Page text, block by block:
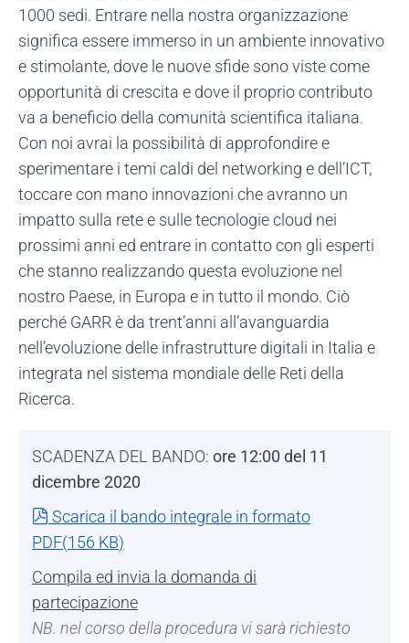
1000 sedi. Entrare nella nostra organizzazione
significa essere immerso in un ambiente innovativo
e stimolante, dove le nuove sfide sono viste come
opportunità di crescita e dove il proprio contributo
va a beneficio della comunità scientifica italiana.
Con noi avrai la possibilità di approfondire e
sperimentare i temi caldi del networking e dell’ICT,
toccare con mano innovazioni che avranno un
impatto sulla rete e sulle tecnologie cloud nei
prossimi anni ed entrare in contatto con gli esperti
che stanno realizzando questa evoluzione nel
nostro Paese, in Europa e in tutto il mondo. Ciò
perché GARR è da trent’anni all’avanguardia
nell’evoluzione delle infrastrutture digitali in Italia e
integrata nel sistema mondiale delle Reti della
Ricerca.
SCADENZA DEL BANDO: ore 12:00 del 11
dicembre 2020
pdf
Scarica il bando integrale in formato
PDF(156 KB)
Compila ed invia la domanda di
partecipazione
NB. nel corso della procedura vi sarà richiesto